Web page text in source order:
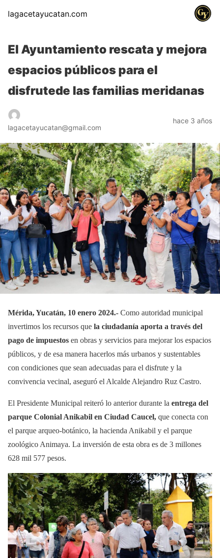
lagacetayucatan.com
El Ayuntamiento rescata y mejora
espacios públicos para el
disfrutede las familias meridanas
lagacetayucatan@gmail.com
hace 3 años
Mérida, Yucatán, 10 enero 2024.- Como autoridad municipal
invertimos los recursos que la ciudadanía aporta a través del
pago de impuestos en obras y servicios para mejorar los espacios
públicos, y de esa manera hacerlos más urbanos y sustentables
con condiciones que sean adecuadas para el disfrute y la
convivencia vecinal, aseguró el Alcalde Alejandro Ruz Castro.
El Presidente Municipal reiteró lo anterior durante la entrega del
parque Colonial Anikabil en Ciudad Caucel, que conecta con
el parque arqueo-botánico, la hacienda Anikabil y el parque
zoológico Animaya. La inversión de esta obra es de 3 millones
628 mil 577 pesos.